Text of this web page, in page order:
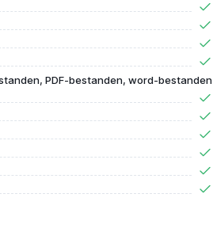
PDF-bestanden, word-bestanden